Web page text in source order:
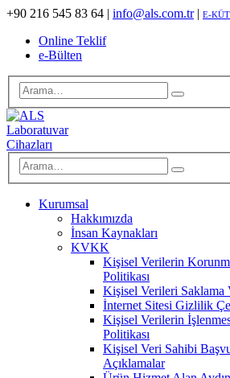
+90 216 545 83 64 | info@als.com.tr| E-
Online Teklif
e-Bülten
Kurumsal
Hakkımızda
İnsan Kaynakları
KVKK
Kişisel Verilerin
Politikası
Kişisel Verileri Saklama
İnternet Sitesi Gizlilik
Kişisel Verilerin
Politikası
Kişisel Veri Sahibi
Açıklamalar